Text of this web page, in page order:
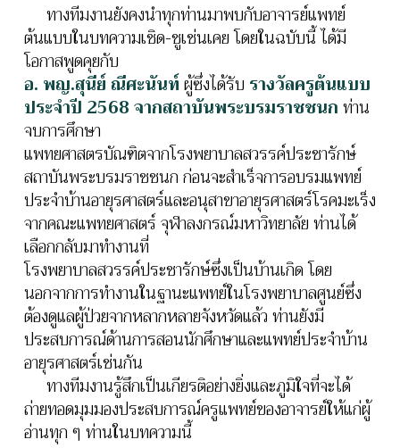
(203 views)
13) SHEE Research: Considering the Belmont
Report in Medical Education Research (3)
Beneficence(242 views)
14) Click&Go with Technology: Technologically
Enhanced Learning Environment(229 views)
ทางทีมงานยังคงนำทุกท่านมาพบกับอาจารย์แพทย์
ต้นแบบในบทความเชิด-ชูเช่นเคย โดยในฉบับนี้ ได้มี
โอกาสพูดคุยกับ
อ. พญ.สุนีย์ ณีศะนันท์ผู้ซึ่งได้รับ รางวัลครูต้นแบบ
ประจำปี 2568 จากสถาบันพระบรมราชชนกท่าน
จบการศึกษา
แพทยศาสตรบัณฑิตจากโรงพยาบาลสวรรค์ประชารักษ์
สถาบันพระบรมราชชนก ก่อนจะสำเร็จการอบรมแพทย์
ประจำบ้านอายุรศาสตร์และอนุสาขาอายุรศาสตร์โรคมะเร็ง
จากคณะแพทยศาสตร์ จุฬาลงกรณ์มหาวิทยาลัย ท่านได้
เลือกกลับมาทำงานที่
โรงพยาบาลสวรรค์ประชารักษ์ซึ่งเป็นบ้านเกิด โดย
นอกจากการทำงานในฐานะแพทย์ในโรงพยาบาลศูนย์ซึ่ง
ต้องดูแลผู้ป่วยจากหลากหลายจังหวัดแล้ว ท่านยังมี
ประสบการณ์ด้านการสอนนักศึกษาและแพทย์ประจำบ้าน
อายุรศาสตร์เช่นกัน
ทางทีมงานรู้สึกเป็นเกียรติอย่างยิ่งและภูมิใจที่จะได้
ถ่ายทอดมุมมองประสบการณ์ครูแพทย์ของอาจารย์ให้แก่ผู้
อ่านทุก ๆ ท่านในบทความนี้